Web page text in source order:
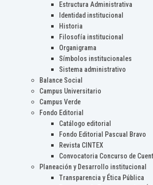
Estructura Administrativa
Identidad institucional
Historia
Filosofía institucional
Organigrama
Símbolos institucionales
Sistema administrativo
Balance Social
Campus Universitario
Campus Verde
Fondo Editorial
Catálogo editorial
Fondo Editorial Pascual Bravo
Revista CINTEX
Convocatoria Concurso de
Planeación y Desarrollo institucional
Transparencia y Ética Pública